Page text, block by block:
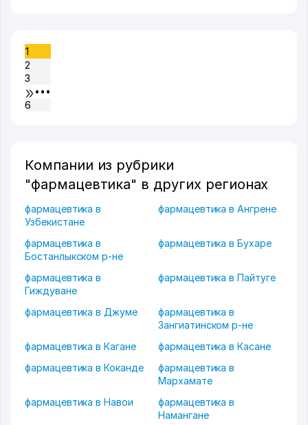
1
2
3
•••
6
Компании из рубрики
"фармацевтика" в других регионах
фармацевтика в
Узбекистане
фармацевтика в Ангрене
фармацевтика в
Бостанлыкском р-не
фармацевтика в Бухаре
фармацевтика в
Гиждуване
фармацевтика в Пайтуге
фармацевтика в Джуме
фармацевтика в
Зангиатинском р-не
фармацевтика в Кагане
фармацевтика в Касане
фармацевтика в Коканде
фармацевтика в
Мархамате
фармацевтика в Навои
фармацевтика в
Намангане